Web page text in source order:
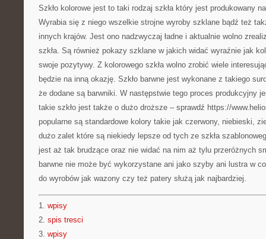
Szkło kolorowe jest to taki rodzaj szkła który jest produkowany
Wyrabia się z niego wszelkie strojne wyroby szklane bądź też
innych krajów. Jest ono nadzwyczaj ładne i aktualnie wolno
szkła. Są również pokazy szklane w jakich widać wyraźnie jak
swoje pozytywy. Z kolorowego szkła wolno zrobić wiele
będzie na inną okazję. Szkło barwne jest wykonane z takiego
że dodane są barwniki. W następstwie tego proces produkcyjny
takie szkło jest także o dużo droższe – sprawdź https://
popularne są standardowe kolory takie jak czerwony, niebieski,
dużo zalet które są niekiedy lepsze od tych ze szkła
jest aż tak brudzące oraz nie widać na nim aż tylu przeróżnych
barwne nie może być wykorzystane ani jako szyby ani lustra w
do wyrobów jak wazony czy też patery służą jak najbardziej.
1. wpisy
2. spis tresci
3. wpisy